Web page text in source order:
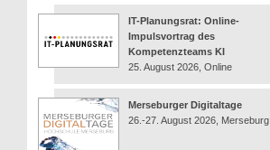
IT-Planungsrat: Online-
Impulsvortrag des
Kompetenzteams KI
25. August 2026, Online
Merseburger Digitaltage
26.-27. August 2026, Merseburg